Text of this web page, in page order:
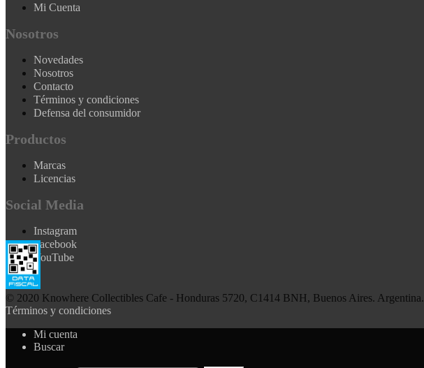
Mi Cuenta
Nosotros
Novedades
Nosotros
Contacto
Términos y condiciones
Defensa del consumidor
Productos
Marcas
Licencias
Social Media
Instagram
Facebook
YouTube
© 2020 Knowhere Collectibles Cafe - Honduras 5720, C1414 BNH, Buenos Aires. Argentina.
Términos y condiciones
Mi cuenta
Buscar